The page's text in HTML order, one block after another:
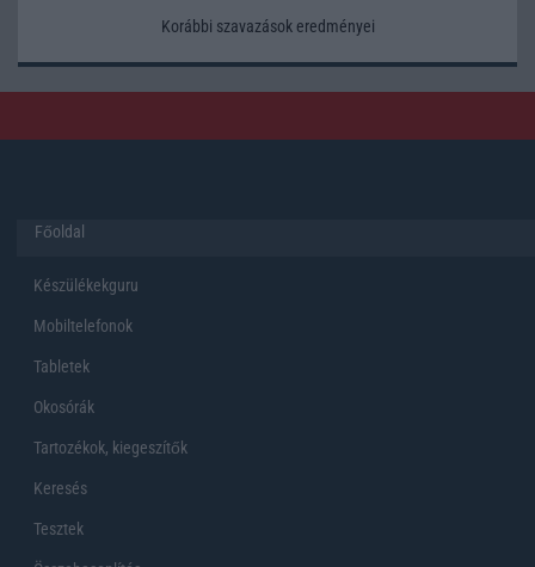
Korábbi szavazások eredményei
Főoldal
Készülékekguru
Mobiltelefonok
Tabletek
Okosórák
Tartozékok, kiegeszítők
Keresés
Tesztek